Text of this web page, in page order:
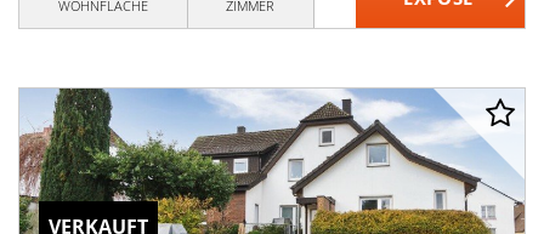
WOHNFLÄCHE
ZIMMER
VERKAUFT